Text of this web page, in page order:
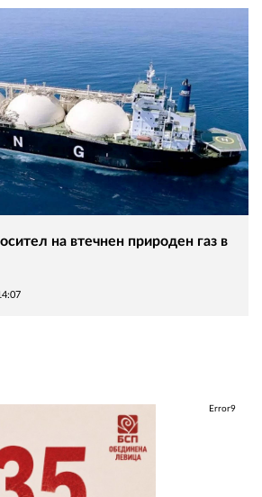
на втечнен природен газ в
Error9